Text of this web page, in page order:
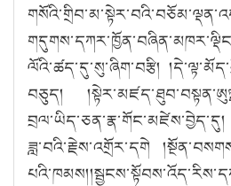
ལོའི་ཚད་དུ་སུ་ཞིག་བརྩི།
བཅུད།
ཟླ་བའི་རྗེས་འགྲོར་དགེ